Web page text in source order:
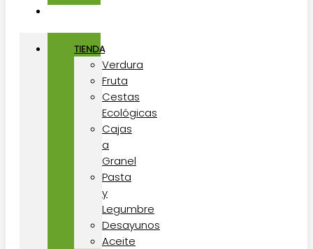
TIENDA
Verdura
Fruta
Cestas
Ecológicas
Cajas
a
Granel
Pasta
y
Legumbre
Desayunos
Aceite